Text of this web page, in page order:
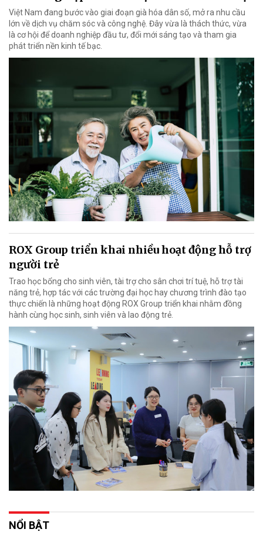
Việt Nam đang bước vào giai đoạn già hóa dân số, mở ra nhu cầu
lớn về dịch vụ chăm sóc và công nghệ. Đây vừa là thách thức, vừa
là cơ hội để doanh nghiệp đầu tư, đổi mới sáng tạo và tham gia
phát triển nền kinh tế bạc.
ROX Group triển khai nhiều hoạt động hỗ trợ
người trẻ
Trao học bổng cho sinh viên, tài trợ cho sân chơi trí tuệ, hỗ trợ tài
năng trẻ, hợp tác với các trường đại học hay chương trình đào tạo
thực chiến là những hoạt động ROX Group triển khai nhằm đồng
hành cùng học sinh, sinh viên và lao động trẻ.
NỔI BẬT